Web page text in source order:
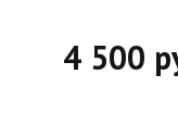
4 500